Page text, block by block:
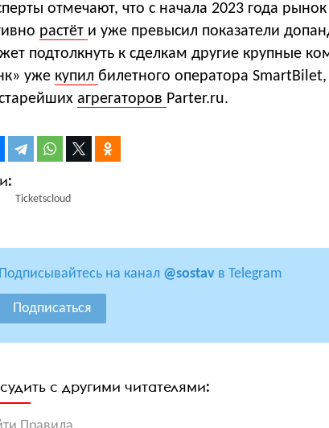
отмечают, что с начала 2023 года
растёт и уже превысил показатели
подтолкнуть к сделкам другие крупные
уже купил билетного оператора
агрегаторов Parter.ru.
Ticketscloud
Подписывайтесь на канал @sostav в Telegram
Подписаться
с другими читателями: